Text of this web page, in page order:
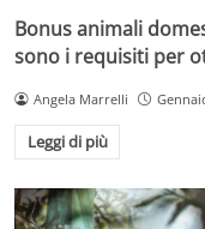
Bonus animali
sono i requisiti per
Angela Marrelli
Leggi di più